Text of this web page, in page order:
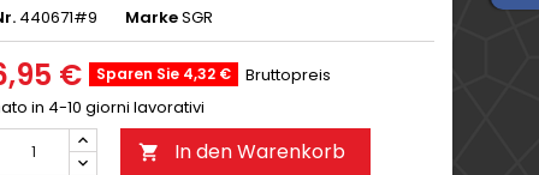
440671#9 MarkeSGR
€ Sparen Sie 4,32 €
Bruttopreis
in 4-10 giorni lavorativi
 In den Warenkorb